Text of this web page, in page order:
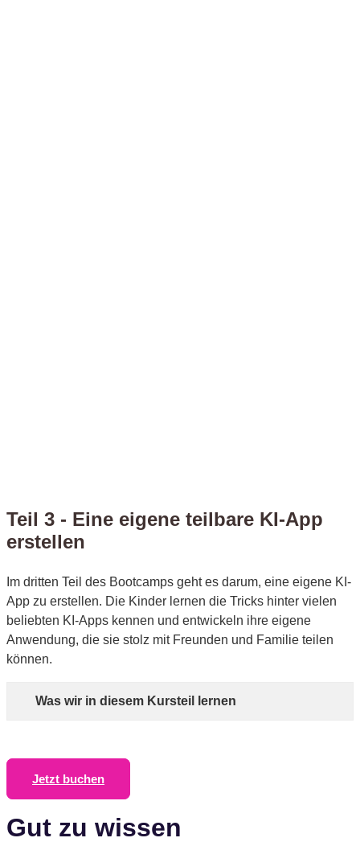
Teil 3 - Eine eigene teilbare KI-App
erstellen​
Im dritten Teil des Bootcamps geht es darum, eine eigene KI-
App zu erstellen. Die Kinder lernen die Tricks hinter vielen
beliebten KI-Apps kennen und entwickeln ihre eigene
Anwendung, die sie stolz mit Freunden und Familie teilen
können.
Was wir in diesem Kursteil lernen
Jetzt buchen
Gut zu wissen